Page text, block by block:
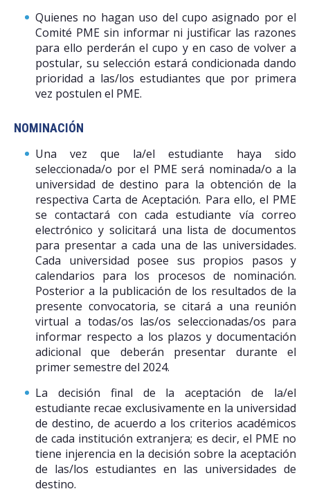
Quienes no hagan uso del cupo asignado por el
Comité PME sin informar ni justificar las razones
para ello perderán el cupo y en caso de volver a
postular, su selección estará condicionada dando
prioridad a las/los estudiantes que por primera
vez postulen el PME.
NOMINACIÓN
Una vez que la/el estudiante haya sido
seleccionada/o por el PME será nominada/o a la
universidad de destino para la obtención de la
respectiva Carta de Aceptación. Para ello, el PME
se contactará con cada estudiante vía correo
electrónico y solicitará una lista de documentos
para presentar a cada una de las universidades.
Cada universidad posee sus propios pasos y
calendarios para los procesos de nominación.
Posterior a la publicación de los resultados de la
presente convocatoria, se citará a una reunión
virtual a todas/os las/os seleccionadas/os para
informar respecto a los plazos y documentación
adicional que deberán presentar durante el
primer semestre del 2024.
La decisión final de la aceptación de la/el
estudiante recae exclusivamente en la universidad
de destino, de acuerdo a los criterios académicos
de cada institución extranjera; es decir, el PME no
tiene injerencia en la decisión sobre la aceptación
de las/los estudiantes en las universidades de
destino.